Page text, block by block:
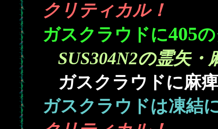
クリティカル！
ガスクラウドに405
SUS304N2の霊矢・
ガスクラウドに麻
ガスクラウドは凍結